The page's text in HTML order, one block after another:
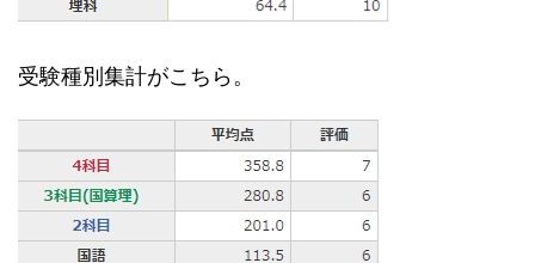
受験種別集計がこちら。